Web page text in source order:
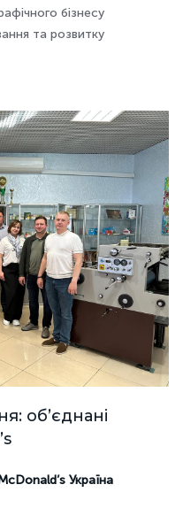
бізнесу
та розвитку
об’єднані
Україна